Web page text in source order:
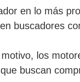
en lo más
buscadores
los
buscan